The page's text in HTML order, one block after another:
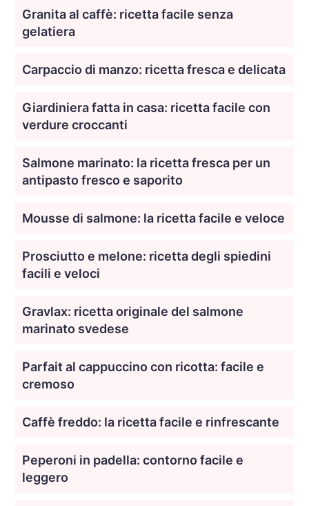
Granita al caffè: ricetta facile senza
gelatiera
Carpaccio di manzo: ricetta fresca e delicata
Giardiniera fatta in casa: ricetta facile con
verdure croccanti
Salmone marinato: la ricetta fresca per un
antipasto fresco e saporito
Mousse di salmone: la ricetta facile e veloce
Prosciutto e melone: ricetta degli spiedini
facili e veloci
Gravlax: ricetta originale del salmone
marinato svedese
Parfait al cappuccino con ricotta: facile e
cremoso
Caffè freddo: la ricetta facile e rinfrescante
Peperoni in padella: contorno facile e
leggero